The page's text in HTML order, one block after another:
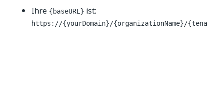
Ihre {baseURL} ist:
https://{yourDomain}/{organizationName}/{tena